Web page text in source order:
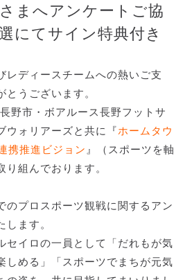
まへアンケートご協
にてサイン特典付き
レディースチームへの熱いご支
うございます。
野市・ボアルース長野フットサ
ウォリアーズと共に『ホームタウ
携推進ビジョン 』（スポーツを軸
組んでおります。
のプロスポーツ観戦に関するアン
ます。
セイロの一員として「だれもが気
しめる」「スポーツでまちが元気